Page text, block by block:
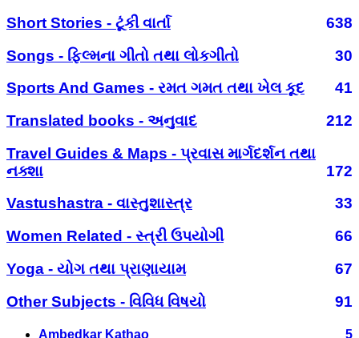
Short Stories - ટૂંકી વાર્તા
638
Songs - ફિલ્મના ગીતો તથા લોકગીતો
30
Sports And Games - રમત ગમત તથા ખેલ કૂદ
41
Translated books - અનુવાદ
212
Travel Guides & Maps - પ્રવાસ માર્ગદર્શન તથા
નક્શા
172
Vastushastra - વાસ્તુશાસ્ત્ર
33
Women Related - સ્ત્રી ઉપયોગી
66
Yoga - યોગ તથા પ્રાણાયામ
67
Other Subjects - વિવિધ વિષયો
91
Ambedkar Kathao 5